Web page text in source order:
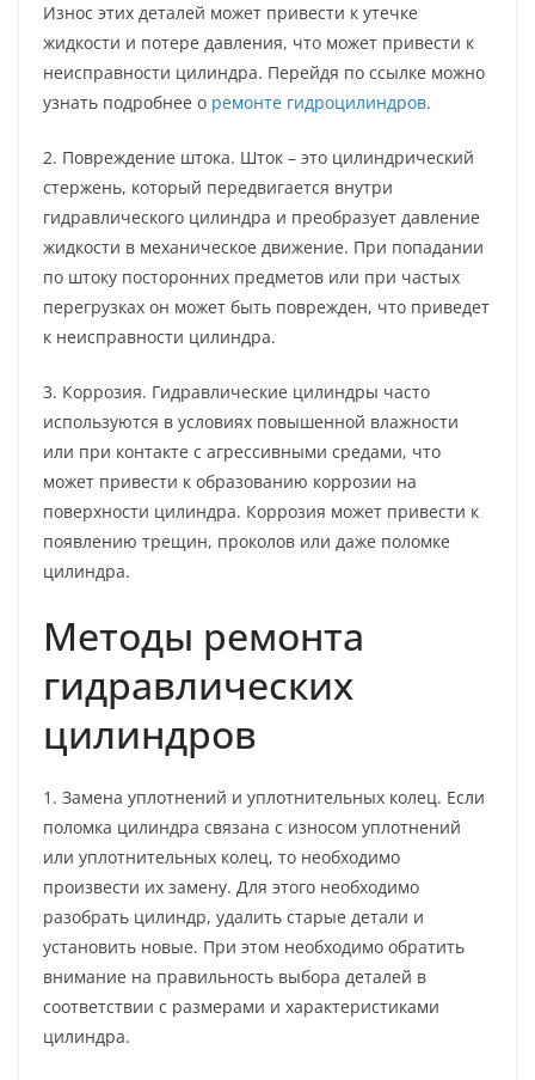
Износ этих деталей может привести к утечке
жидкости и потере давления, что может привести к
неисправности цилиндра. Перейдя по ссылке можно
узнать подробнее о ремонте гидроцилиндров.
2. Повреждение штока. Шток – это цилиндрический
стержень, который передвигается внутри
гидравлического цилиндра и преобразует давление
жидкости в механическое движение. При попадании
по штоку посторонних предметов или при частых
перегрузках он может быть поврежден, что приведет
к неисправности цилиндра.
3. Коррозия. Гидравлические цилиндры часто
используются в условиях повышенной влажности
или при контакте с агрессивными средами, что
может привести к образованию коррозии на
поверхности цилиндра. Коррозия может привести к
появлению трещин, проколов или даже поломке
цилиндра.
Методы ремонта
гидравлических
цилиндров
1. Замена уплотнений и уплотнительных колец. Если
поломка цилиндра связана с износом уплотнений
или уплотнительных колец, то необходимо
произвести их замену. Для этого необходимо
разобрать цилиндр, удалить старые детали и
установить новые. При этом необходимо обратить
внимание на правильность выбора деталей в
соответствии с размерами и характеристиками
цилиндра.